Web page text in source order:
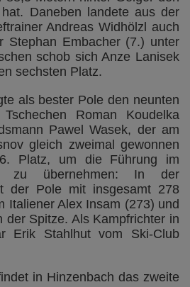
Daneben landete aus der
Andreas Widhölzl auch
Stephan Embacher (7.) unter
schob sich Anze Lanisek
sechsten Platz.
als bester Pole den neunten
Roman Koudelka
Pawel Wasek, der am
gleich zweimal gewonnen
Platz, um die Führung im
zu übernehmen: In der
der Pole mit insgesamt 278
Italiener Alex Insam (273) und
der Spitze. Als Kampfrichter in
Erik Stahlhut vom Ski-Club
in Hinzenbach das zweite